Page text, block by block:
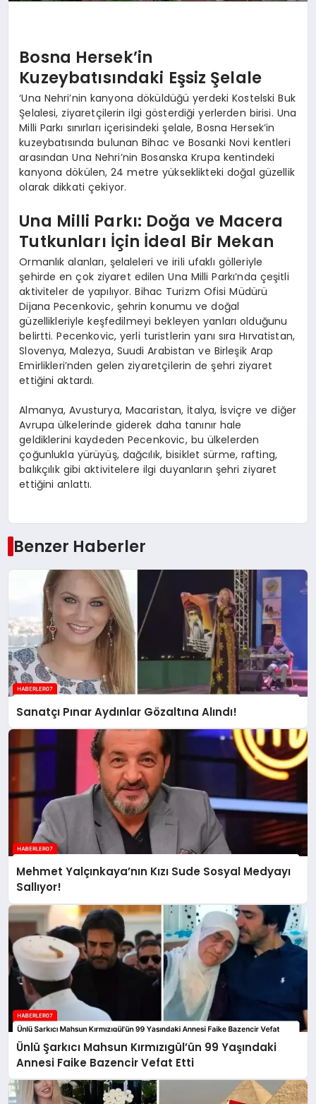
Bosna Hersek’in
Kuzeybatısındaki Eşsiz Şelale
‘Una Nehri’nin kanyona döküldüğü yerdeki Kostelski Buk
Şelalesi, ziyaretçilerin ilgi gösterdiği yerlerden birisi. Una
Milli Parkı sınırları içerisindeki şelale, Bosna Hersek’in
kuzeybatısında bulunan Bihac ve Bosanki Novi kentleri
arasından Una Nehri’nin Bosanska Krupa kentindeki
kanyona dökülen, 24 metre yükseklikteki doğal güzellik
olarak dikkati çekiyor.
Una Milli Parkı: Doğa ve Macera
Tutkunları İçin İdeal Bir Mekan
Ormanlık alanları, şelaleleri ve irili ufaklı gölleriyle
şehirde en çok ziyaret edilen Una Milli Parkı’nda çeşitli
aktiviteler de yapılıyor. Bihac Turizm Ofisi Müdürü
Dijana Pecenkovic, şehrin konumu ve doğal
güzellikleriyle keşfedilmeyi bekleyen yanları olduğunu
belirtti. Pecenkovic, yerli turistlerin yanı sıra Hırvatistan,
Slovenya, Malezya, Suudi Arabistan ve Birleşik Arap
Emirlikleri’nden gelen ziyaretçilerin de şehri ziyaret
ettiğini aktardı.
Almanya, Avusturya, Macaristan, İtalya, İsviçre ve diğer
Avrupa ülkelerinde giderek daha tanınır hale
geldiklerini kaydeden Pecenkovic, bu ülkelerden
çoğunlukla yürüyüş, dağcılık, bisiklet sürme, rafting,
balıkçılık gibi aktivitelere ilgi duyanların şehri ziyaret
ettiğini anlattı.
Benzer Haberler
Sanatçı Pınar Aydınlar Gözaltına Alındı!
Mehmet Yalçınkaya’nın Kızı Sude Sosyal Medyayı
Sallıyor!
Ünlü Şarkıcı Mahsun Kırmızıgül’ün 99 Yaşındaki
Annesi Faike Bazencir Vefat Etti